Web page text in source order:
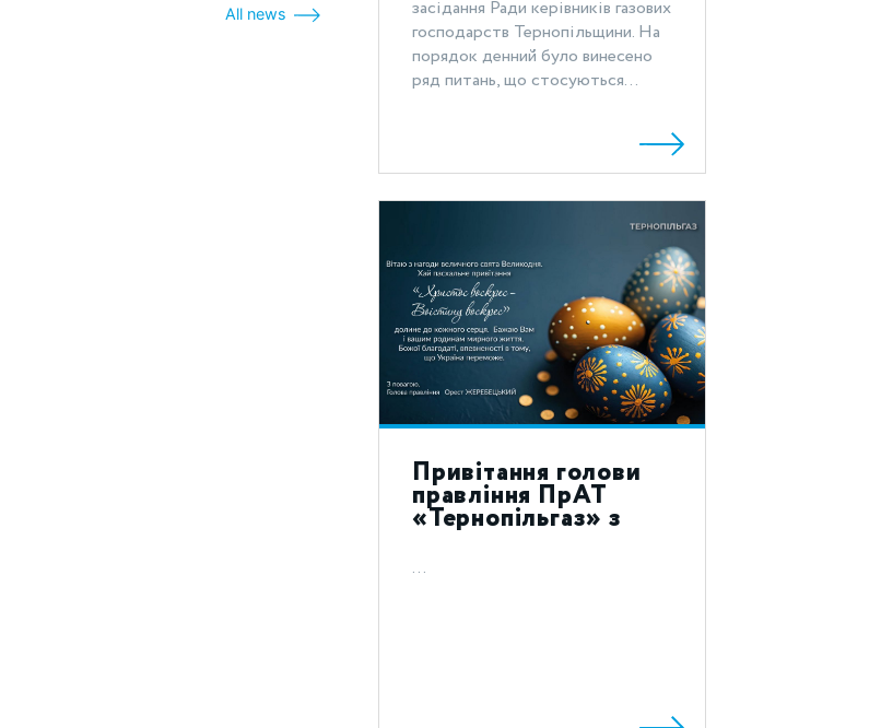
All news
засідання Ради керівників газових
господарств Тернопільщини. На
порядок денний було винесено
ряд питань, що стосуються...
Привітання голови
правління ПрАТ
«Тернопільгаз» з
святом Воскресіння
Христового 2023!
...